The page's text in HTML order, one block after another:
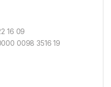
16 09
0098 3516 19